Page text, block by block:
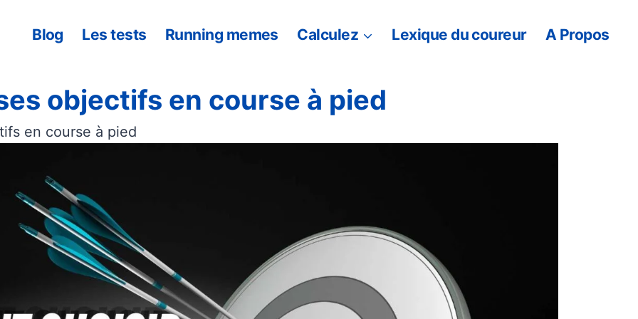
Blog Les tests Running memes Calculez Lexique du coureur A Propos
objectifs en course à pied
en course à pied